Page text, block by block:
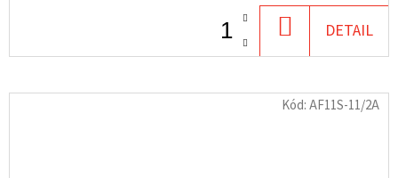
KOŠÍKU
DETAIL
Kód:AF11S-11/2A